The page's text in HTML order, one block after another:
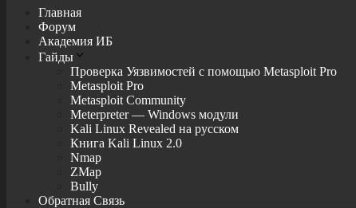
Главная
Форум
Академия ИБ
Гайды
Проверка Уязвимостей с помощью Metasploit Pro
Metasploit Pro
Metasploit Community
Meterpreter — Windows модули
Kali Linux Revealed на русском
Книга Kali Linux 2.0
Nmap
ZMap
Bully
Обратная Связь